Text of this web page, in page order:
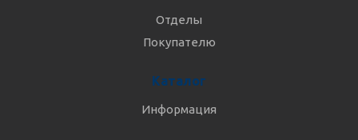
Отделы
Покупателю
Каталог
Информация